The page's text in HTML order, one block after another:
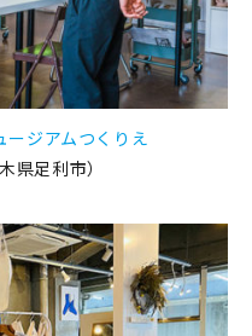
ージアムつくりえ
木県足利市）